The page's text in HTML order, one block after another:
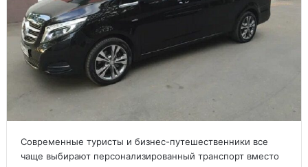
Современные туристы и бизнес-путешественники все
чаще выбирают персонализированный транспорт вместо